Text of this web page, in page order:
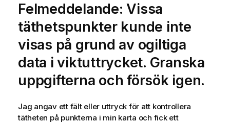
Felmeddelande: Vissa
täthetspunkter kunde inte
visas på grund av ogiltiga
data i viktuttrycket. Granska
uppgifterna och försök igen.
Jag angav ett fält eller uttryck för att kontrollera
tätheten på punkterna i min karta och fick ett